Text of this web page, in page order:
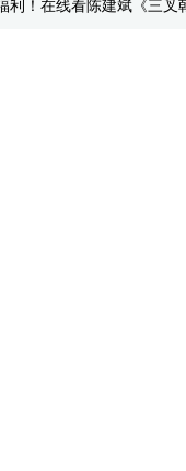
利！在线看陈建斌《三